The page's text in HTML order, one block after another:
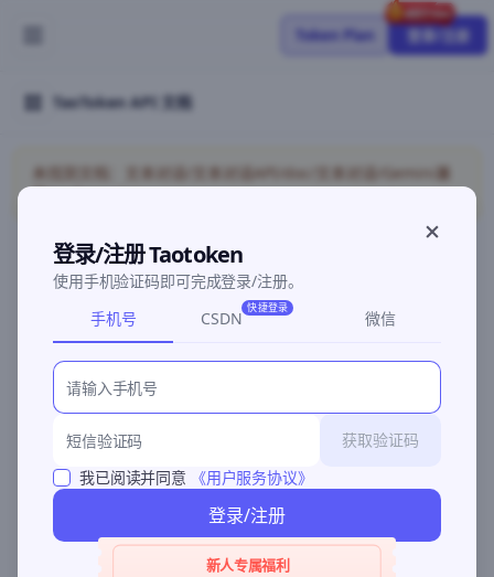
Token Plan 登录/注册
TaoToken API 文档
未找到文档：文本对话/文本对话API/doc/文本对话/Gemini兼
©2026 深圳灵明智码科技有限公司粤ICP备2026096960号-3
登录/注册 Taotoken
使用手机验证码即可完成登录/注册。
手机号
CSDN
快捷登录
微信
获取验证码
我已阅读并同意
《用户服务协议》
登录/注册
新人专属福利